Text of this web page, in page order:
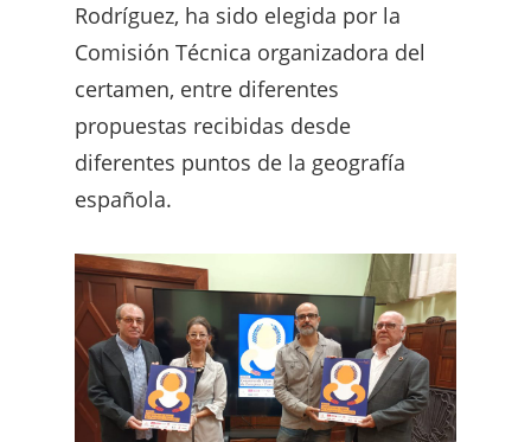
Rodríguez, ha sido elegida por la
Comisión Técnica organizadora del
certamen, entre diferentes
propuestas recibidas desde
diferentes puntos de la geografía
española.